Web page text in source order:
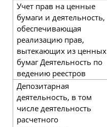
Учет прав на ценные
бумаги и деятельность,
обеспечивающая
реализацию прав,
вытекающих из ценных
бумаг Деятельность по
ведению реестров
Депозитарная
деятельность, в том
числе деятельность
расчетного